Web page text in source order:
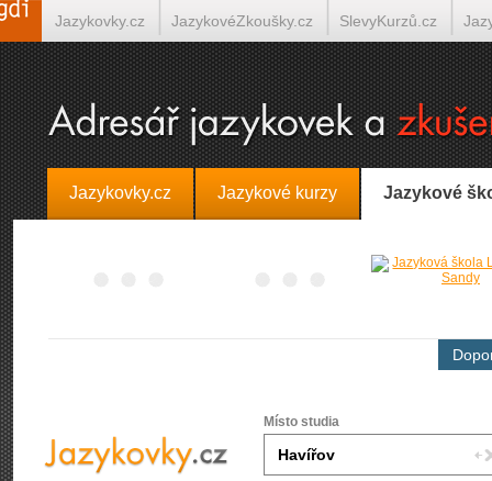
Jazykovky.cz Jazykové kurzy Jazykové
Místo studia
Jazykovky.cz JazykovéZkoušky.cz SlevyKurzů.cz
Španělština on-line Italština on-line Tlumočení-